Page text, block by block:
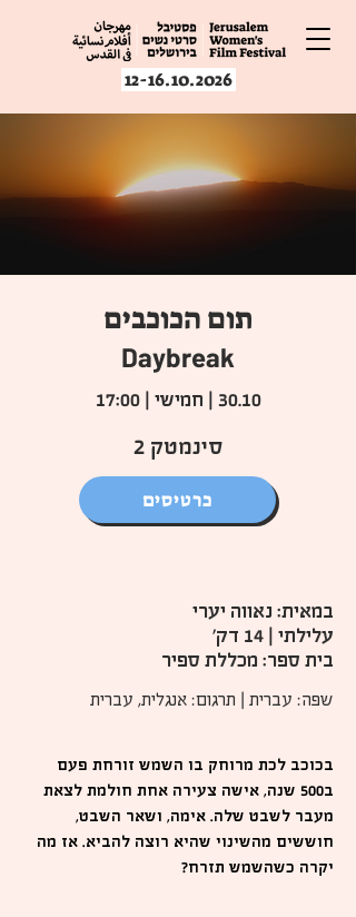
12-16.10.2026
תום הכוכבים
Daybreak
30.10 | חמישי | 17:00
סינמטק 2
כרטיסים
במאית: נאווה יערי
עלילתי | 14 דק'
בית ספר: מכללת ספיר
שפה: עברית | תרגום: אנגלית, עברית
בכוכב לכת מרוחק בו השמש זורחת פעם
ב500 שנה, אישה צעירה אחת חולמת לצאת
מעבר לשבט שלה. אימה, ושאר השבט,
חוששים מהשינוי שהיא רוצה להביא. אז מה
יקרה כשהשמש תזרח?